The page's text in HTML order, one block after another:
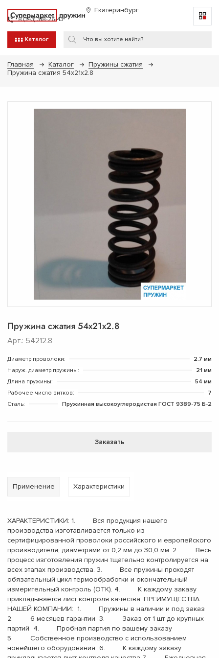
Супермаркет пружин Екатеринбург
8 (343) 318-26-43
Каталог
Главная Каталог
Пружины сжатия
Пружина сжатия 54х21х2.8
Пружина сжатия 54х21х2.8
Арт.: 54212.8
Диаметр проволоки:
2.7 мм
Наруж. диаметр пружины:
21 мм
Длина пружины:
54 мм
Рабочее число витков:
7
Сталь:
Пружинная высокоуглеродистая ГОСТ 9389-75 Б-2
Заказать
Применение Характеристики
ХАРАКТЕРИСТИКИ: 1. Вся продукция нашего
производства изготавливается только из
сертифицированной проволоки российского и европейского
производителя, диаметрами от 0,2 мм до 30,0 мм. 2. Весь
процесс изготовления пружин тщательно контролируется на
всех этапах производства. 3. Все пружины проходят
обязательный цикл термообработки и окончательный
измерительный контроль (ОТК). 4. К каждому заказу
прикладывается лист контроля качества. ПРЕИМУЩЕСТВА
НАШЕЙ КОМПАНИИ: 1. Пружины в наличии и под заказ
2. 6 месяцев гарантии 3. Заказ от 1 шт до крупных
партий 4. Пробная партия по вашему заказу
5. Собственное производство с использованием
новейшего оборудования 6. К каждому заказу